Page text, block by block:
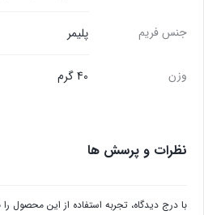
جنس فریم پلیمر
وزن 40 گرم
نظرات و پرسش ها
با درج دیدگاه، تجربه استفاده از این محصول را